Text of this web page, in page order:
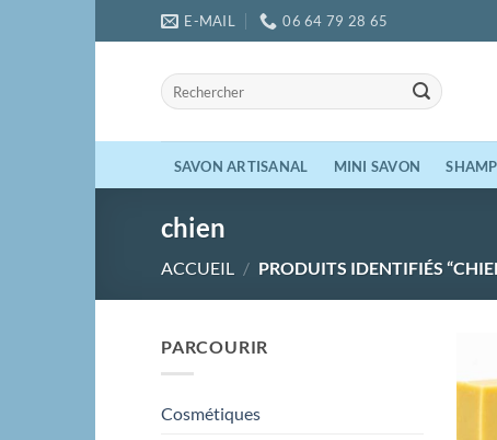
au
E-MAIL 06 64 79 28 65
Recherche
pour :
SAVON ARTISANAL MINI SAVON
chien
ACCUEIL / PRODUITS IDENTIFIÉS
PARCOURIR
Cosmétiques